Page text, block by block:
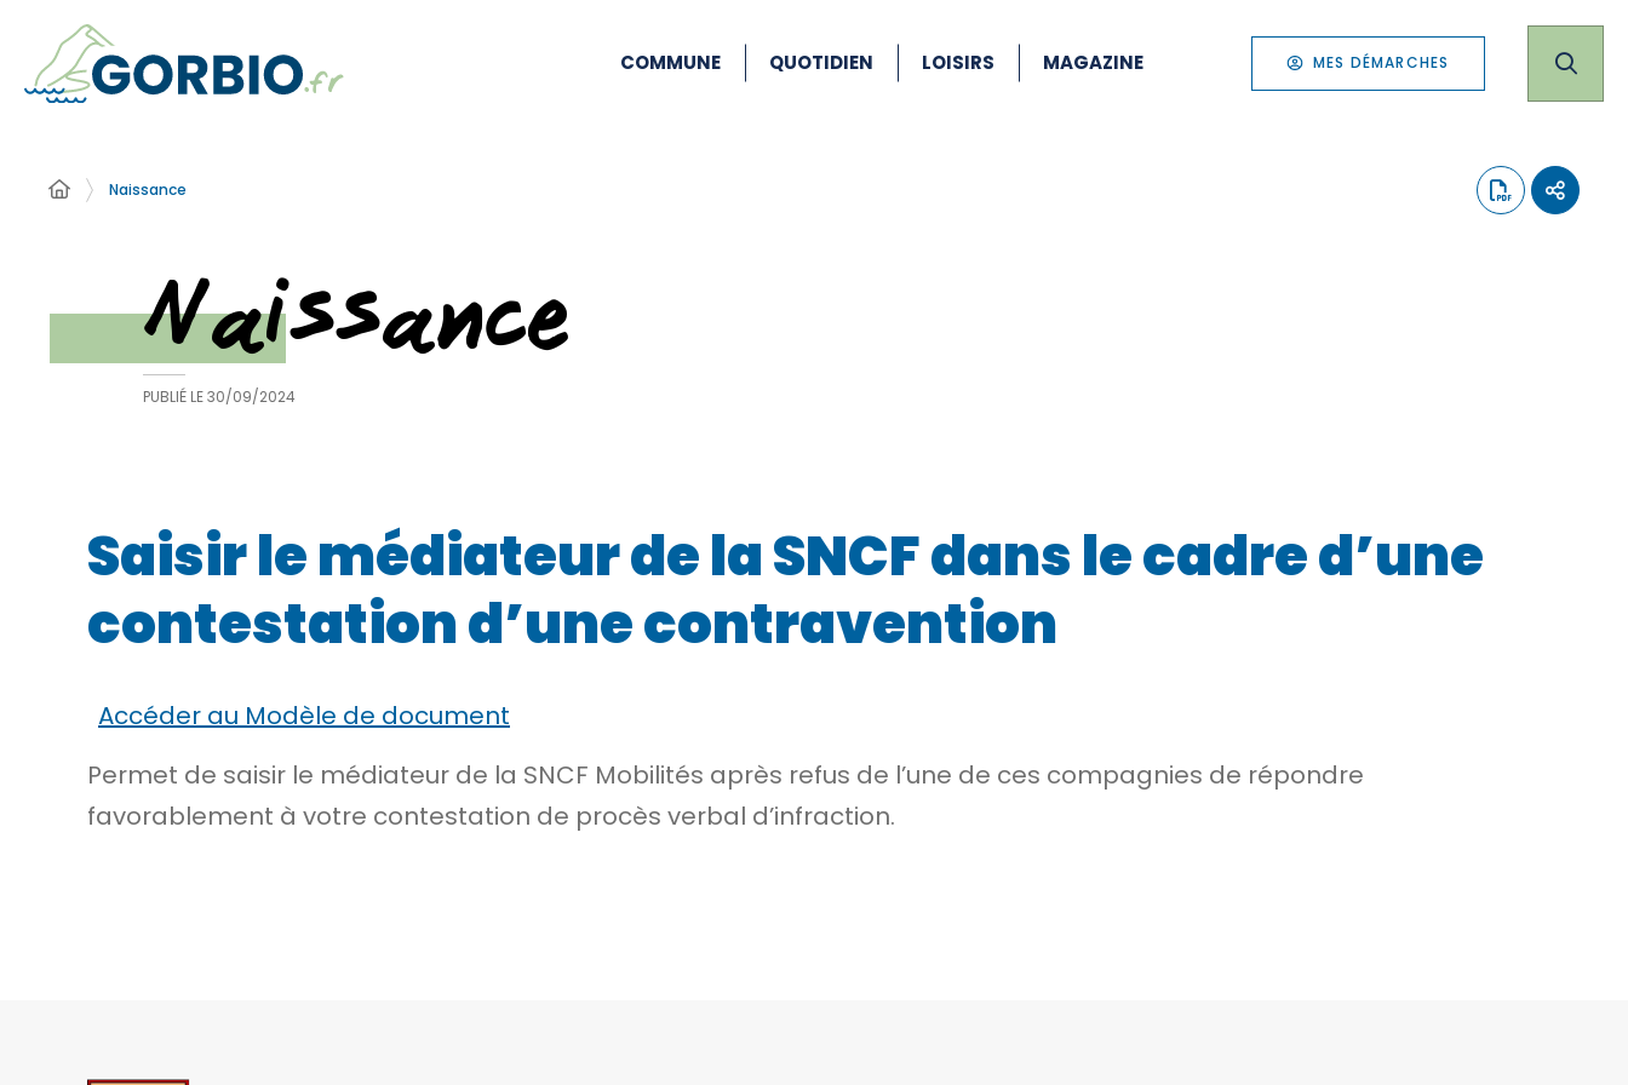
COMMUNE QUOTIDIEN LOISIRS MAGAZINE MES DÉMARCHES
Naissance
Naissance
PUBLIÉ LE30/09/2024
Saisir le médiateur de la SNCF dans le cadre d’une
contestation d’une contravention
Accéder au Modèle de document
Permet de saisir le médiateur de la SNCF Mobilités après refus de l’une de ces compagnies de répondre
favorablement à votre contestation de procès verbal d’infraction.